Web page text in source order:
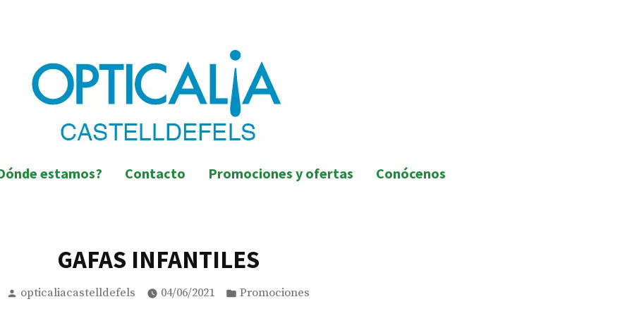
de Castelldefels
estamos? Contacto Promociones y ofertas Conócenos
GAFAS INFANTILES
Posted
opticaliacastelldefels 04/06/2021
Posted
Promociones